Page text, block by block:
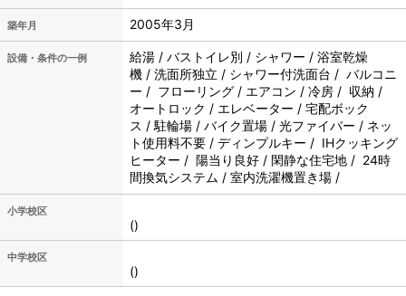
築年月 2005年3月
設備・条件の一例
給湯 / バストイレ別 / シャワー / 浴室乾燥
機 / 洗面所独立 / シャワー付洗面台 / バルコニ
ー / フローリング / エアコン / 冷房 / 収納 /
オートロック / エレベーター / 宅配ボック
ス / 駐輪場 / バイク置場 / 光ファイバー / ネッ
ト使用料不要 / ディンプルキー / IHクッキング
ヒーター / 陽当り良好 / 閑静な住宅地 / 24時
間換気システム / 室内洗濯機置き場 /
小学校区
()
中学校区
()